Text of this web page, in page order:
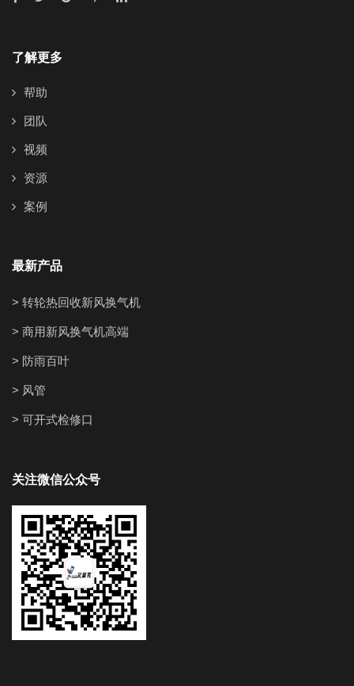
了解更多
帮助
团队
视频
资源
案例
最新产品
> 转轮热回收新风换气机
> 商用新风换气机高端
> 防雨百叶
> 风管
> 可开式检修口
关注微信公众号